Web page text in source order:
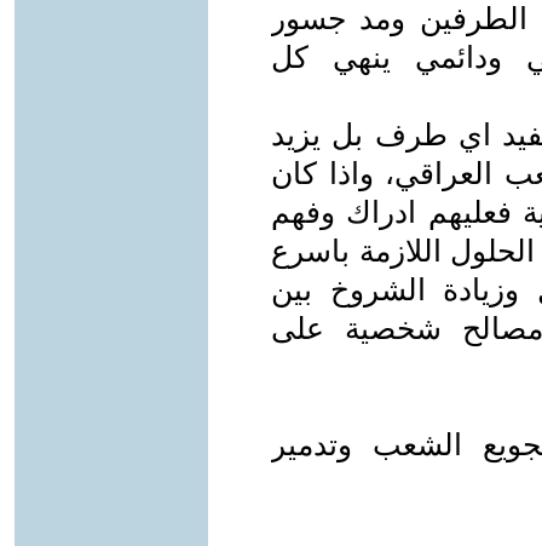
الطرفين ومد جسور
ودائمي ينهي كل
اي طرف بل يزيد
العراقي، واذا كان
فعليهم ادراك وفهم
اللازمة باسرع
الشروخ بين
مصالح شخصية على
الشعب وتدمير